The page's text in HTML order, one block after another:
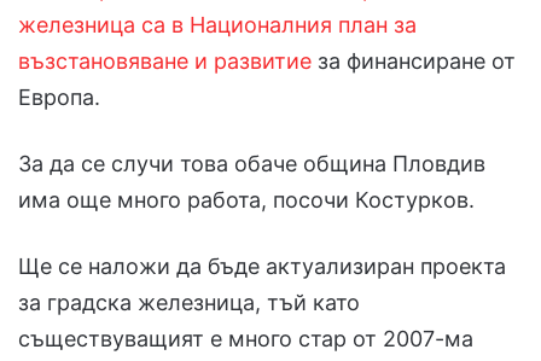
железница са в Националния план за
възстановяване и развитие за финансиране от
Европа.
За да се случи това обаче община Пловдив
има още много работа, посочи Костурков.
Ще се наложи да бъде актуализиран проекта
за градска железница, тъй като
съществуващият е много стар от 2007-ма